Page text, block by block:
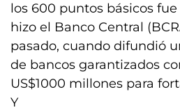
los 600 puntos básicos
hizo el Banco Central
pasado, cuando difundió
de bancos garantizados
US$1000 millones para
Y